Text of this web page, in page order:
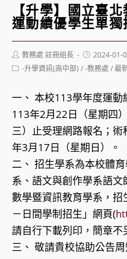
【升學】國立臺
運動績優學生單
Post
author:
教務處 註冊組長
Post
published:
2024-01-
Post-升學資訊(高中部) /-教務處 /最
一、 本校113學年度運
113年2月22日（星期四
三）止受理網路報名；
年3月17日（星期日）。
二、 招生學系為本校體
系、語文與創作學系語文
數學暨資訊教育學系，
－日間學制招生」網頁(
請自行下載列印，簡章不
三、 敬請貴校協助公告